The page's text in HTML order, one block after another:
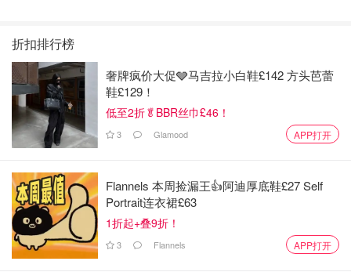
2025英国各大银行Bank Switch福利 -
条件+现金奖励汇总 - 白薅£200！
想吃妹妹的甜甜圈 3.0w 4
2. 参与调查问卷赚钱
收入：5镑-50镑
其实在英国参与许多问卷调查是有钱赚的，在学校里很多教
授研究课题或者做实验的时候都会招募一些研究对象或者志
折扣排行榜
奢牌疯价大促🩶马吉拉小白鞋£142 方头芭蕾
鞋£129！
低至2折🥬BBR丝巾£46！
3 Glamood APP打开
Flannels 本周捡漏王👍阿迪厚底鞋£27 Self
Portrait连衣裙£63
1折起+叠9折！
3 Flannels APP打开